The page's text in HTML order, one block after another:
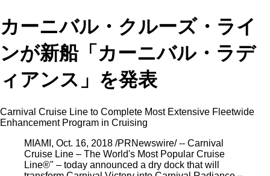
カーニバル・クルーズ・ライ
ンが新船「カーニバル・ラデ
ィアンス」を発表
Carnival Cruise Line to Complete Most Extensive Fleetwide
Enhancement Program in Cruising
MIAMI, Oct. 16, 2018 /PRNewswire/ -- Carnival
Cruise Line – The World's Most Popular Cruise
Line®" – today announced a dry dock that will